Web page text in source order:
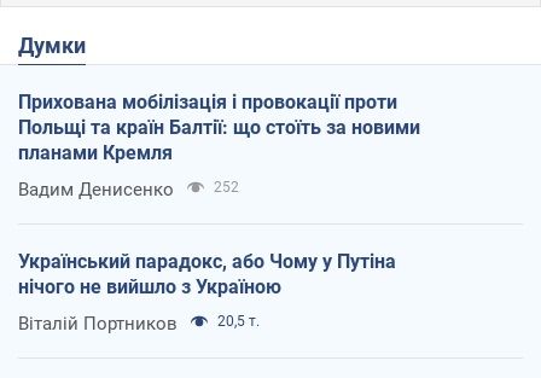
Думки
Прихована мобілізація і провокації проти
Польщі та країн Балтії: що стоїть за новими
планами Кремля
Вадим Денисенко 252
Український парадокс, або Чому у Путіна
нічого не вийшло з Україною
Віталій Портников 20,5 т.